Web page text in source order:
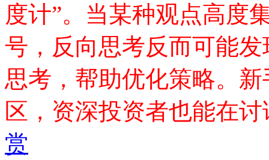
度计”。当某种观点高度
号，反向思考反而可能
思考，帮助优化策略。
区，资深投资者也能在
赏